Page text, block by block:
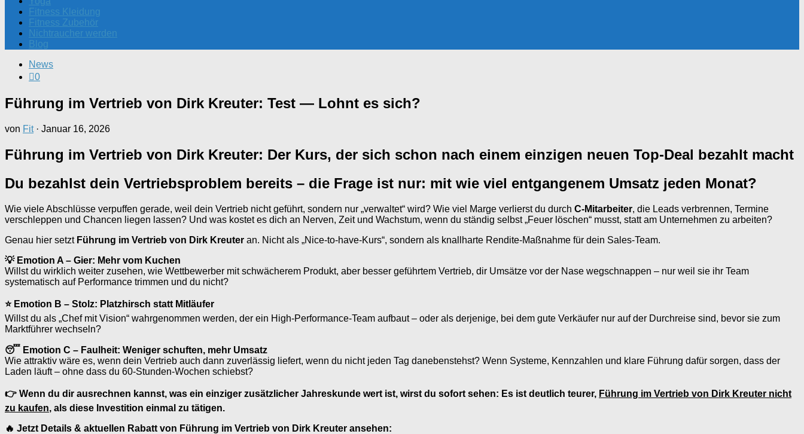
Fitness Kleidung
Fitness Zubehör
Nichtraucher werden
Blog
News
0
Führung im Vertrieb von Dirk Kreuter: Test — Lohnt es sich?
von Fit · Januar 16, 2026
Führung im Vertrieb von Dirk Kreuter: Der Kurs, der sich schon nach einem einzigen neuen Top-Deal bezahlt macht
Du bezahlst dein Vertriebsproblem bereits – die Frage ist nur: mit wie viel entgangenem Umsatz jeden Monat?
Wie viele Abschlüsse verpuffen gerade, weil dein Vertrieb nicht geführt, sondern nur „verwaltet“ wird? Wie viel Marge verlierst du durch C-Mitarbeiter, die Leads verbrennen, Termine
verschleppen und Chancen liegen lassen? Und was kostet es dich an Nerven, Zeit und Wachstum, wenn du ständig selbst „Feuer löschen“ musst, statt am Unternehmen zu arbeiten?
Genau hier setzt Führung im Vertrieb von Dirk Kreuter an. Nicht als „Nice-to-have-Kurs“, sondern als knallharte Rendite-Maßnahme für dein Sales-Team.
💡 Emotion A – Gier: Mehr vom Kuchen
Willst du wirklich weiter zusehen, wie Wettbewerber mit schwächerem Produkt, aber besser geführtem Vertrieb, dir Umsätze vor der Nase wegschnappen – nur weil sie ihr Team
systematisch auf Performance trimmen und du nicht?
⭐ Emotion B – Stolz: Platzhirsch statt Mitläufer
Willst du als „Chef mit Vision“ wahrgenommen werden, der ein High-Performance-Team aufbaut – oder als derjenige, bei dem gute Verkäufer nur auf der Durchreise sind, bevor sie zum
Marktführer wechseln?
😴 Emotion C – Faulheit: Weniger schuften, mehr Umsatz
Wie attraktiv wäre es, wenn dein Vertrieb auch dann zuverlässig liefert, wenn du nicht jeden Tag danebenstehst? Wenn Systeme, Kennzahlen und klare Führung dafür sorgen, dass der
Laden läuft – ohne dass du 60-Stunden-Wochen schiebst?
👉 Wenn du dir ausrechnen kannst, was ein einziger zusätzlicher Jahreskunde wert ist, wirst du sofort sehen: Es ist deutlich teurer, Führung im Vertrieb von Dirk Kreuter nicht
zu kaufen, als diese Investition einmal zu tätigen.
🔥 Jetzt Details & aktuellen Rabatt von Führung im Vertrieb von Dirk Kreuter ansehen: